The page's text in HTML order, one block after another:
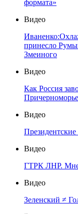
формата»
Видео
принесло
Змеиного
Видео
Как Россия
Причерноморье
Видео
Видео
ГТРК ЛНР.
Видео
Зеленский ≠